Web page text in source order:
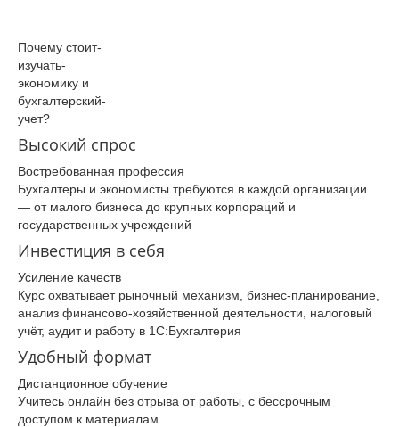
Почему­ стоит­
изучать­
экономику­ и
бухгалтерский­
учет?
Высокий спрос
Востребованная профессия
Бухгалтеры и экономисты требуются в каждой организации
— от малого бизнеса до крупных корпораций и
государственных учреждений
Инвестиция в себя
Усиление качеств
Курс охватывает рыночный механизм, бизнес-планирование,
анализ финансово-хозяйственной деятельности, налоговый
учёт, аудит и работу в 1С:Бухгалтерия
Удобный формат
Дистанционное обучение
Учитесь онлайн без отрыва от работы, с бессрочным
доступом к материалам